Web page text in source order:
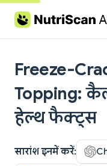
Skip to content
Freeze-
Topping:
हेल्थ फैक्ट्स
सारांश इनमें करें: